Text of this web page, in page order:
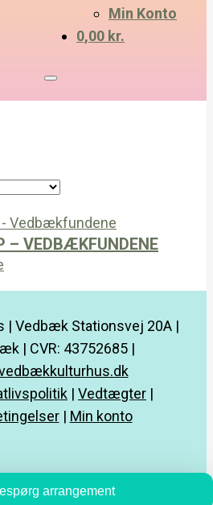
Min Konto
0,00 kr.
– VEDBÆKFUNDENE
| Vedbæk Stationsvej 20A |
| CVR: 43752685 |
| Vedtægter |
| Min konto
arrangement